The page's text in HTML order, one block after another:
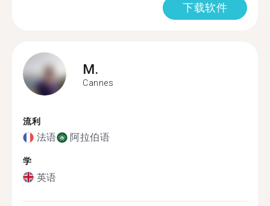
下载软件
M.
Cannes
流利
法语 阿拉伯语
学
英语